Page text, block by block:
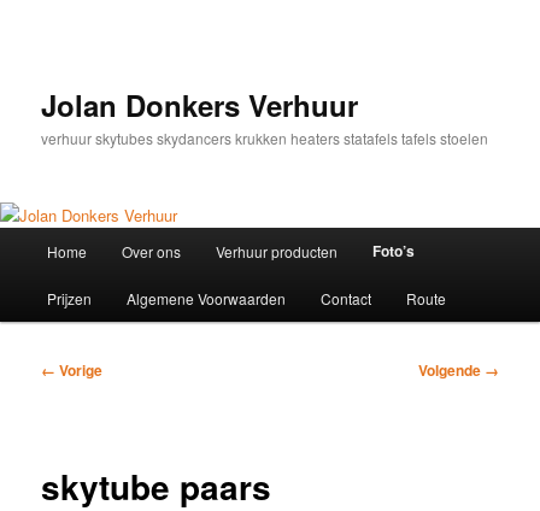
inhoudJolan Donkers Verhuur
verhuur skytubes skydancers krukken heaters statafels tafels stoelen
Home Over ons Verhuur producten Foto’s
Prijzen Algemene Voorwaarden Contact Route
Afbeeldingsnavigatie
← Vorige Volgende →
skytube paars